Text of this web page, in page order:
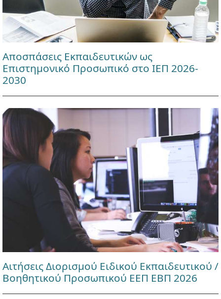
Αποσπάσεις Εκπαιδευτικών ως
Επιστημονικό Προσωπικό στο ΙΕΠ 2026-
2030
Αιτήσεις Διορισμού Ειδικού Εκπαιδευτικού /
Βοηθητικού Προσωπικού ΕΕΠ ΕΒΠ 2026